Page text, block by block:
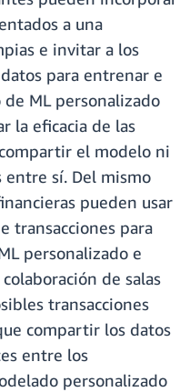
a una
e invitar a los
para entrenar e
ML personalizado
la eficacia de las
el modelo ni
entre sí. Del mismo
pueden usar
transacciones para
personalizado e
de salas
transacciones
compartir los datos
entre los
personalizado